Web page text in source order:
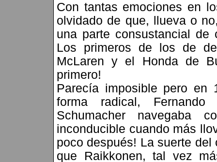
Con tantas emociones en
olvidado de que, llueva o
una parte consustancial
Los primeros de los de
McLaren y el Honda de
primero!
Parecía imposible pero en
forma radical,
Schumacher navegaba
inconducible cuando más
poco después! La suerte
que Raikkonen, tal vez